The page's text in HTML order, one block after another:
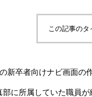
この記事の
新卒者向けナビ画面の
部に所属していた職員